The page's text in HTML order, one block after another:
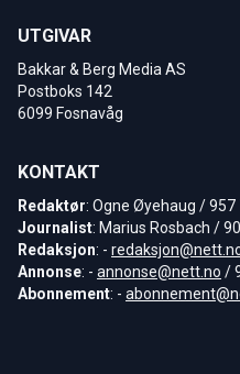
UTGIVAR
Bakkar & Berg Media AS
Postboks 142
6099 Fosnavåg
KONTAKT
Redaktør: Ogne Øyehaug / 957
Journalist: Marius Rosbach /
Redaksjon: -
Annonse: - annonse@nett.no /
Abonnement: -